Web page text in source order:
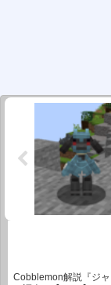
Cobblemon解説『ジ